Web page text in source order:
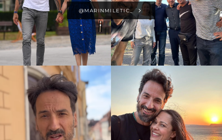
@MARINMILETIC_